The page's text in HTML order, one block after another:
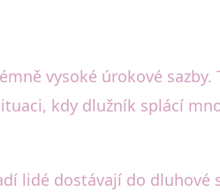
vysoké úrokové sazby.
kdy dlužník splácí
lidé dostávají do dluhové